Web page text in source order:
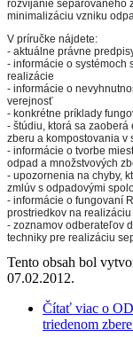
rozvíjanie separovaného
minimalizáciu vzniku
V príručke nájdete:
- aktuálne právne
- informácie o systémoch
realizácie
- informácie o
verejnosť
- konkrétne príklady
- štúdiu, ktorá sa
zberu a kompostovania v
- informácie o tvorbe
odpad a množstvových
- upozornenia na chyby,
zmlúv s odpadovými
- informácie o fungovaní
prostriedkov na
- zoznamov odberateľov
techniky pre realizáciu
Tento obsah bol
07.02.2012.
Čítať viac o
triedenom